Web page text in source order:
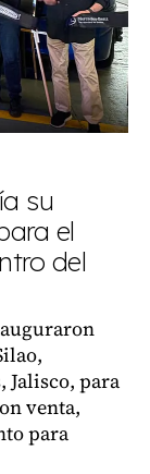
su
el
del
Jalisco, para
venta,
para